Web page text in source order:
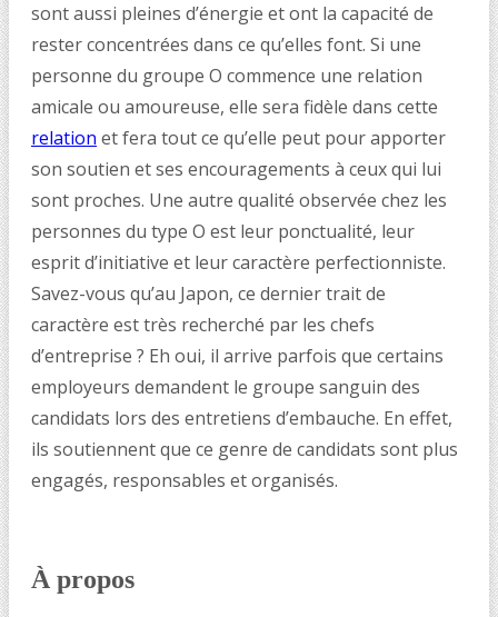
sont aussi pleines d’énergie et ont la capacité de
rester concentrées dans ce qu’elles font. Si une
personne du groupe O commence une relation
amicale ou amoureuse, elle sera fidèle dans cette
relation et fera tout ce qu’elle peut pour apporter
son soutien et ses encouragements à ceux qui lui
sont proches. Une autre qualité observée chez les
personnes du type O est leur ponctualité, leur
esprit d’initiative et leur caractère perfectionniste.
Savez-vous qu’au Japon, ce dernier trait de
caractère est très recherché par les chefs
d’entreprise ? Eh oui, il arrive parfois que certains
employeurs demandent le groupe sanguin des
candidats lors des entretiens d’embauche. En effet,
ils soutiennent que ce genre de candidats sont plus
engagés, responsables et organisés.
À propos